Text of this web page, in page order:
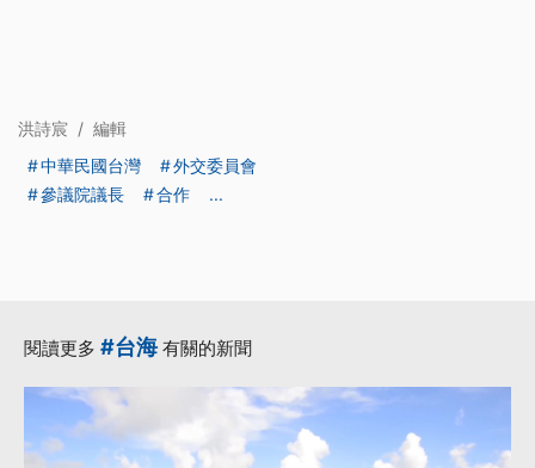
洪詩宸 / 編輯
中華民國台灣
外交委員會
參議院議長
合作 ...
閱讀更多 #台海 有關的新聞